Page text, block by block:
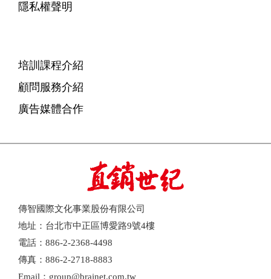
隱私權聲明
培訓課程介紹
顧問服務介紹
廣告媒體合作
傳智國際文化事業股份有限公司
地址：台北市中正區博愛路9號4樓
電話：886-2-2368-4498
傳真：886-2-2718-8883
Email：group@brainet.com.tw